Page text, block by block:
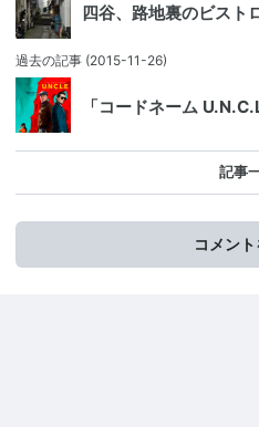
四谷、路地裏のビスト
過去の記事 (2015-11-26)
「コードネーム
記事
コメント